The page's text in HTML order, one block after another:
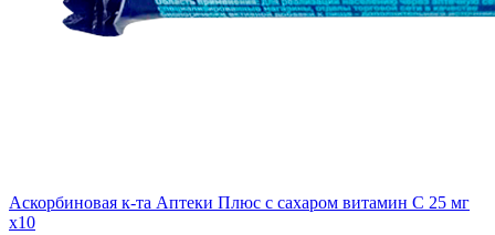
Аскорбиновая к-та Аптеки Плюс с сахаром витамин С 25 мг
x10